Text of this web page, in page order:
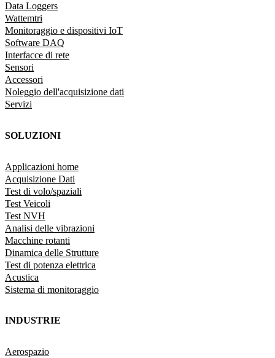
Data Loggers
Wattemtri
Monitoraggio e dispositivi IoT
Software DAQ
Interfacce di rete
Sensori
Accessori
Noleggio dell'acquisizione dati
Servizi
SOLUZIONI
Applicazioni home
Acquisizione Dati
Test di volo/spaziali
Test Veicoli
Test NVH
Analisi delle vibrazioni
Macchine rotanti
Dinamica delle Strutture
Test di potenza elettrica
Acustica
Sistema di monitoraggio
INDUSTRIE
Aerospazio